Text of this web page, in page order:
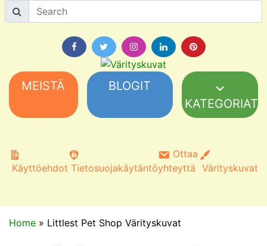
MEISTÄ
BLOGIT
KATEGORIAT
Käyttöehdot Tietosuojakäytäntö
Ottaa
yhteyttä Värityskuvat
Home » Littlest Pet Shop Värityskuvat